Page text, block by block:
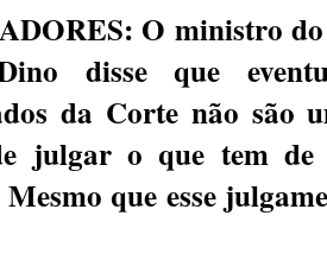
O ministro
disse que
da Corte não são
julgar o que tem
que esse